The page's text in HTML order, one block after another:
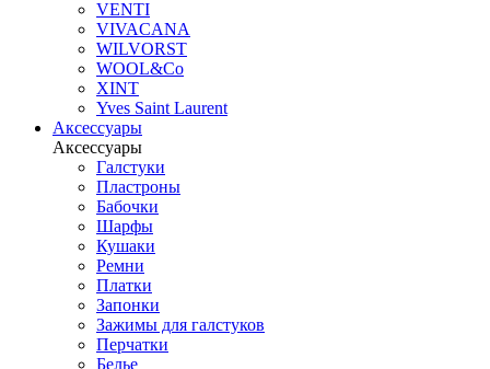
VENTI
VIVACANA
WILVORST
WOOL&Co
XINT
Yves Saint Laurent
Аксессуары
Аксессуары
Галстуки
Пластроны
Бабочки
Шарфы
Кушаки
Ремни
Платки
Запонки
Зажимы для галстуков
Перчатки
Белье